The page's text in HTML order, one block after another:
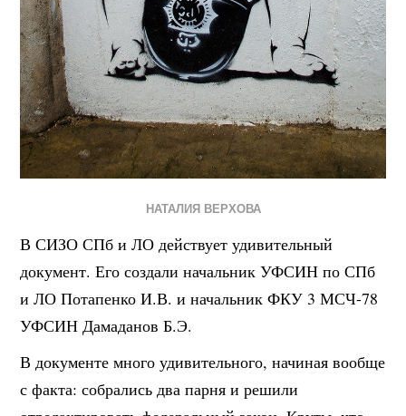
НАТАЛИЯ ВЕРХОВА
В СИЗО СПб и ЛО действует удивительный
документ. Его создали начальник УФСИН по СПб
и ЛО Потапенко И.В. и начальник ФКУ 3 МСЧ-78
УФСИН Дамаданов Б.Э.
В документе много удивительного, начиная вообще
с факта: собрались два парня и решили